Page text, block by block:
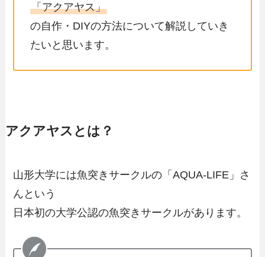
「アクアヤス」
の自作・DIYの方法について解説 していき
たいと思います。
アクアヤスとは？
山形大学には魚突きサークルの「AQUA-LIFE」さ
んという
日本初の大学公認の魚突きサークルがあります。